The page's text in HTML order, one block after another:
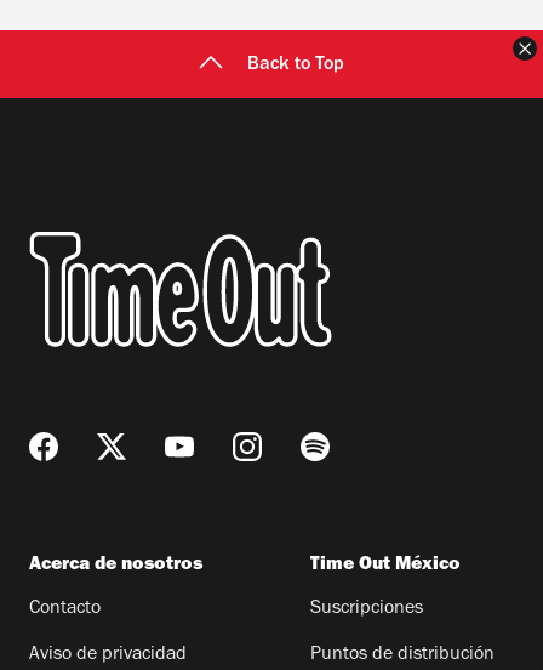
Back to Top
Acerca de nosotros
Contacto
Aviso de privacidad
Time Out México
Suscripciones
Puntos de distribución